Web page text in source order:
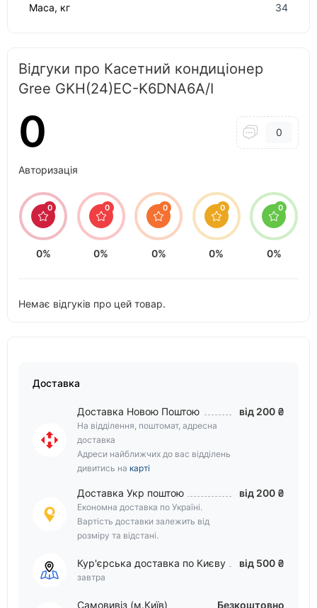
Маса, кг 34
Відгуки про Касетний кондиціонер
Gree GKH(24)EC-K6DNA6A/I
0 0
Авторизація
0
0%
0
0%
0
0%
0
0%
0
0%
Немає відгуків про цей товар.
Доставка
Доставка Новою Поштою
На відділення, поштомат, адресна
доставка
Адреси найближчих до вас відділень
дивитись на карті
від 200 ₴
Доставка Укр поштою
Економна доставка по Україні.
Вартість доставки залежить від
розміру та відстані.
від 200 ₴
Кур'єрська доставка по Києву
завтра
від 500 ₴
Самовивіз (м.Київ) Безкоштовно